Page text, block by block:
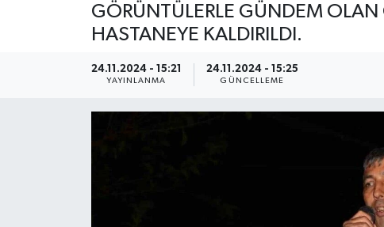
GÖRÜNTÜLERLE GÜNDEM
HASTANEYE KALDIRILDI.
24.11.2024 - 15:21
YAYINLANMA
24.11.2024 - 15:25
GÜNCELLEME